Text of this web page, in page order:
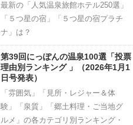
最新の「人気温泉旅館ホテル250選」
「５つ星の宿」「５つ星の宿プラチ
ナ」は？
第39回にっぽんの温泉100選「投票
理由別ランキング 」（2026年1月1
日号発表）
「雰囲気」「見所・レジャー＆体
験」「泉質」「郷土料理・ご当地グ
ルメ」の各カテゴリ別ランキング・